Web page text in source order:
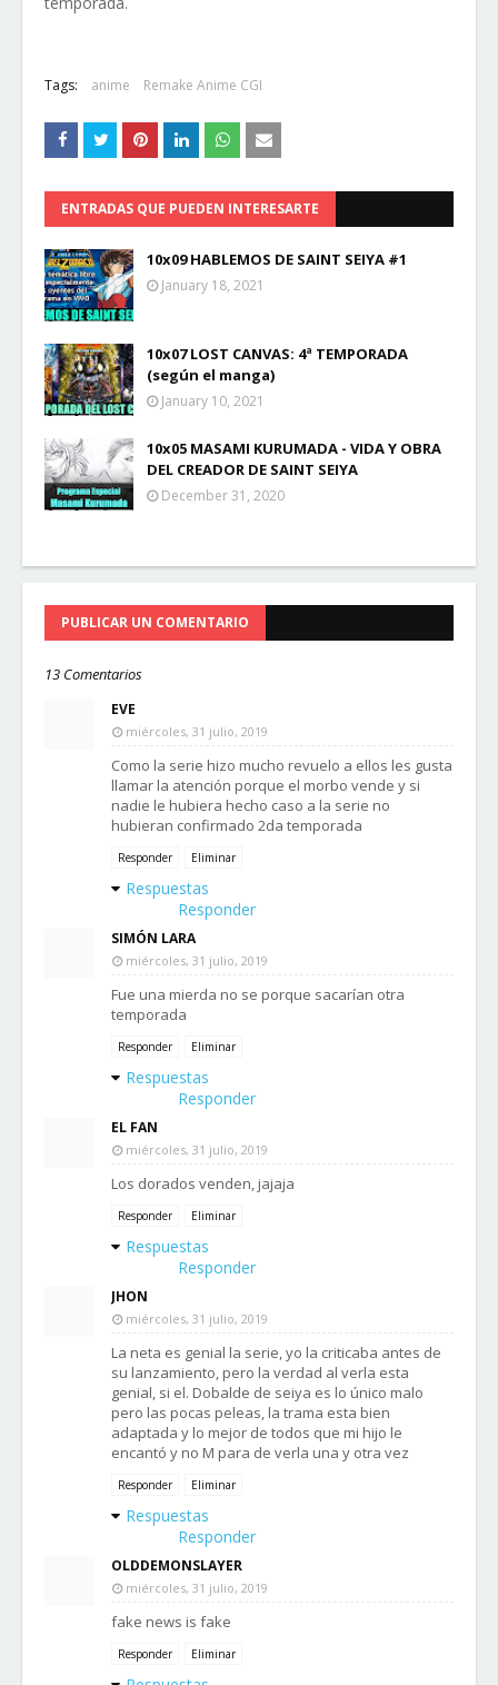
Tags: anime Remake Anime CGI
ENTRADAS QUE PUEDEN INTERESARTE
10x09 HABLEMOS DE SAINT SEIYA #1
January 18, 2021
10x07 LOST CANVAS: 4ª TEMPORADA
(según el manga)
January 10, 2021
10x05 MASAMI KURUMADA - VIDA Y OBRA
DEL CREADOR DE SAINT SEIYA
December 31, 2020
PUBLICAR UN COMENTARIO
13 Comentarios
EVE
miércoles, 31 julio, 2019
Como la serie hizo mucho revuelo a ellos les gusta
llamar la atención porque el morbo vende y si
nadie le hubiera hecho caso a la serie no
hubieran confirmado 2da temporada
Responder Eliminar
Respuestas
Responder
SIMÓN LARA
miércoles, 31 julio, 2019
Fue una mierda no se porque sacarían otra
temporada
Responder Eliminar
Respuestas
Responder
EL FAN
miércoles, 31 julio, 2019
Los dorados venden, jajaja
Responder Eliminar
Respuestas
Responder
JHON
miércoles, 31 julio, 2019
La neta es genial la serie, yo la criticaba antes de
su lanzamiento, pero la verdad al verla esta
genial, si el. Dobalde de seiya es lo único malo
pero las pocas peleas, la trama esta bien
adaptada y lo mejor de todos que mi hijo le
encantó y no M para de verla una y otra vez
Responder Eliminar
Respuestas
Responder
OLDDEMONSLAYER
miércoles, 31 julio, 2019
fake news is fake
Responder Eliminar